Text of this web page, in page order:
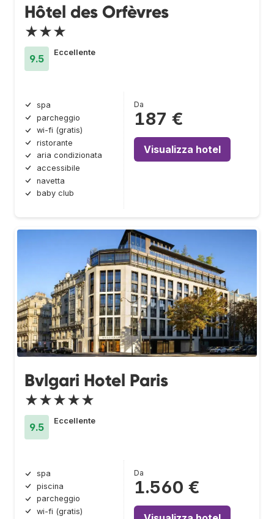
Hôtel des Orfèvres
★★★
9.5
Eccellente
spa
parcheggio
wi-fi (gratis)
ristorante
aria condizionata
accessibile
navetta
baby club
Da
187 €
Visualizza hotel
Bvlgari Hotel Paris
★★★★★
9.5
Eccellente
spa
piscina
parcheggio
wi-fi (gratis)
Da
1.560 €